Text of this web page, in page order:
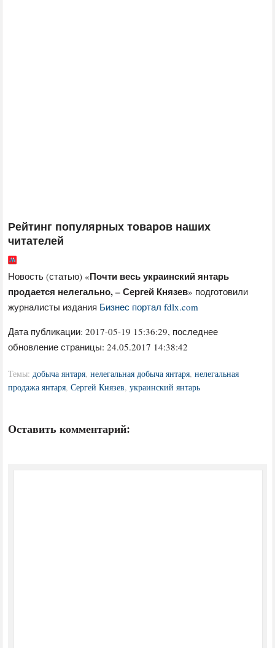
Рейтинг популярных товаров наших
читателей
Новость (статью) «Почти весь украинский янтарь
продается нелегально, – Сергей Князев» подготовили
журналисты издания Бизнес портал fdlx.com
Дата публикации:2017-05-19 15:36:29, последнее
обновление страницы: 24.05.2017 14:38:42
Темы:добыча янтаря,нелегальная добыча янтаря,нелегальная
продажа янтаря,Сергей Князев,украинский янтарь
Оставить комментарий: